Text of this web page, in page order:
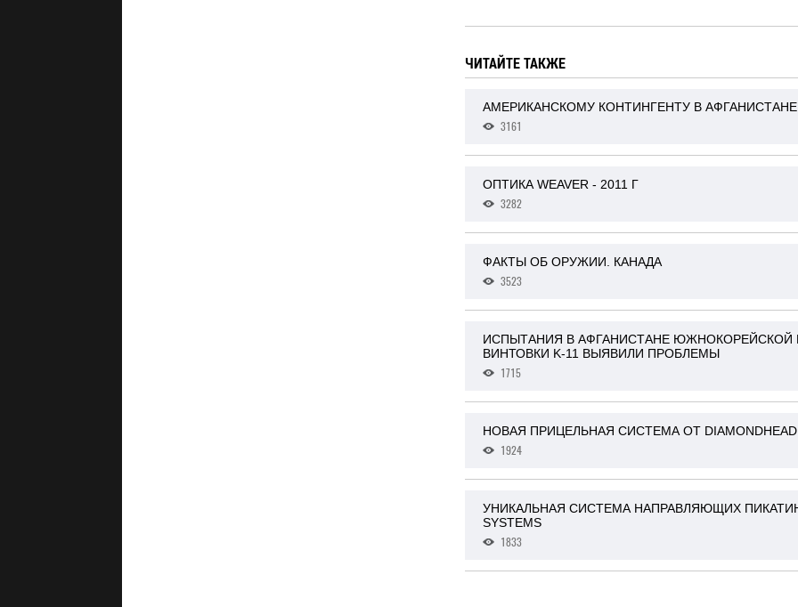
ЧИТАЙТЕ ТАКЖЕ
АМЕРИКАНСКОМУ КОНТИНГЕНТУ В
3161
ОПТИКА WEAVER - 2011 Г
3282
ФАКТЫ ОБ ОРУЖИИ. КАНАДА
3523
ИСПЫТАНИЯ В АФГАНИСТАНЕ
ВИНТОВКИ K-11 ВЫЯВИЛИ ПРОБЛЕМЫ
1715
НОВАЯ ПРИЦЕЛЬНАЯ СИСТЕМА ОТ DIAMONDHEAD
1924
УНИКАЛЬНАЯ СИСТЕМА НАПРАВЛЯЮЩИХ
SYSTEMS
1833